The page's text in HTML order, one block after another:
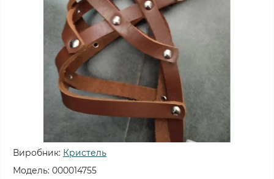
Виробник: Кристель
Модель: 000014755